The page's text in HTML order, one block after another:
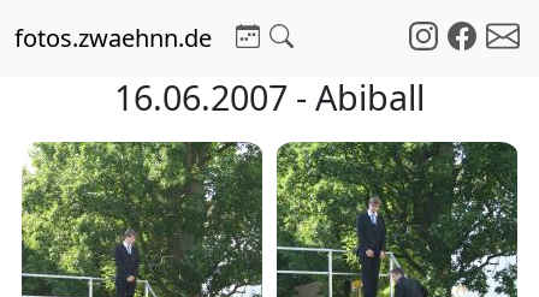
fotos.zwaehnn.de
16.06.2007 - Abiball